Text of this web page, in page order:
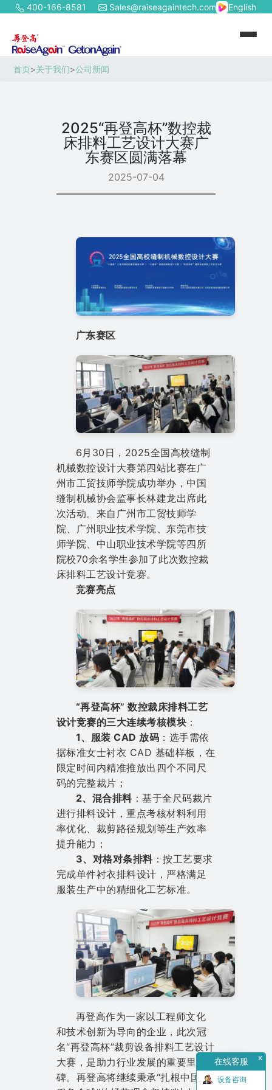
在线客服 x
设备咨询
400-166-8581 Sales@raiseagaintech.com English
首页>关于我们>公司新闻
2025“再登高杯”数控裁
床排料工艺设计大赛广
东赛区圆满落幕
2025-07-04
广东赛区
6月30日，2025全国高校缝制
机械数控设计大赛第四站比赛在广
州市工贸技师学院成功举办，中国
缝制机械协会监事长林建龙出席此
次活动。来自广州市工贸技师学
院、广州职业技术学院、东莞市技
师学院、中山职业技术学院等四所
院校70余名学生参加了此次数控裁
床排料工艺设计竞赛。
竞赛亮点
“再登高杯” 数控裁床排料工艺
设计竞赛的三大连续考核模块 ：
1、服装 CAD 放码 ：选手需依
据标准女士衬衣 CAD 基础样板，在
限定时间内精准推放出四个不同尺
码的完整裁片；
2、混合排料：基于全尺码裁片
进行排料设计，重点考核材料利用
率优化、裁剪路径规划等生产效率
提升能力；
3、对格对条排料：按工艺要求
完成单件衬衣排料设计，严格满足
服装生产中的精细化工艺标准。
再登高作为一家以工程师文化
和技术创新为导向的企业，此次冠
名“再登高杯”裁剪设备排料工艺设计
大赛，是助力行业发展的重要里程
碑。再登高将继续秉承“扎根中国，